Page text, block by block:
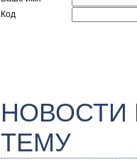
Код
ТЕМУ